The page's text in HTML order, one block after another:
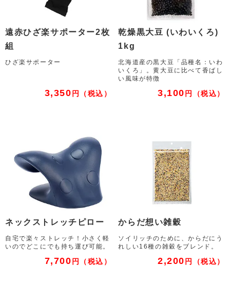
遠赤ひざ楽サポーター2枚
組
ひざ楽サポーター
3,350 円 （税込）
乾燥黒大豆 (いわいくろ)
1kg
北海道産の黒大豆「品種名：いわ
いくろ」。黄大豆に比べて香ばし
い風味が特徴
3,100 円 （税込）
ネックストレッチピロー
自宅で楽々ストレッチ！小さく軽
いのでどこにでも持ち運び可能。
7,700 円 （税込）
からだ想い雑穀
ソイリッチのために、からだにう
れしい16種の雑穀をブレンド。
2,200 円 （税込）